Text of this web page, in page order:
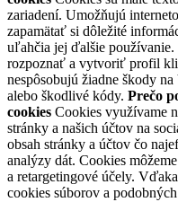
zariadení. Umožňujú
zapamätať si dôležité
uľahčia jej ďalšie používanie.
rozpoznať a vytvoriť profil
nespôsobujú žiadne škody
alebo škodlivé kódy. Prečo
cookies Cookies využívame
stránky a našich účtov na
obsah stránky a účtov čo
analýzy dát. Cookies
a retargetingové účely.
cookies súborov a